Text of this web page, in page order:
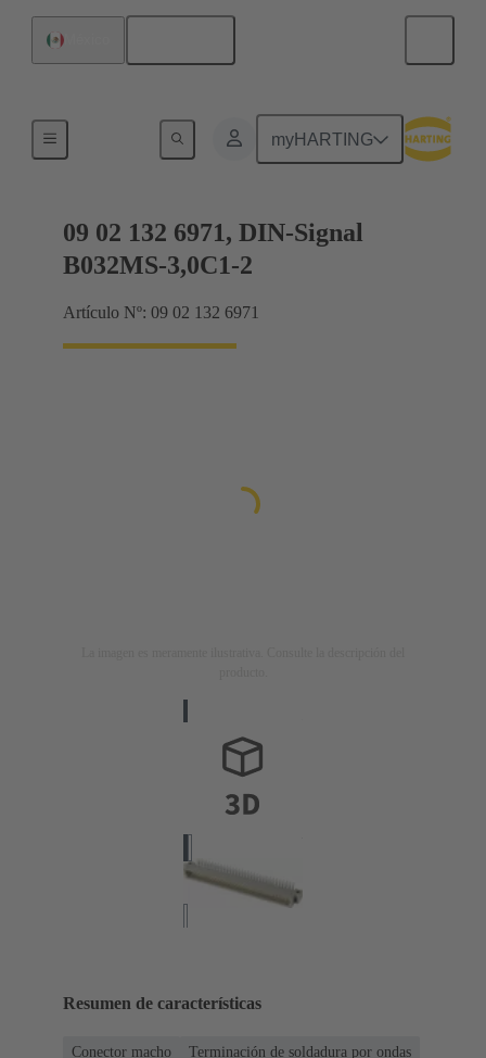
myHARTING
Terminación de placa madre a tarjeta hija
09 02 132 6971, DIN-Signal
B032MS-3,0C1-2
Artículo Nº: 09 02 132 6971
Resumen de características
Conector macho
Terminación de soldadura por ondas